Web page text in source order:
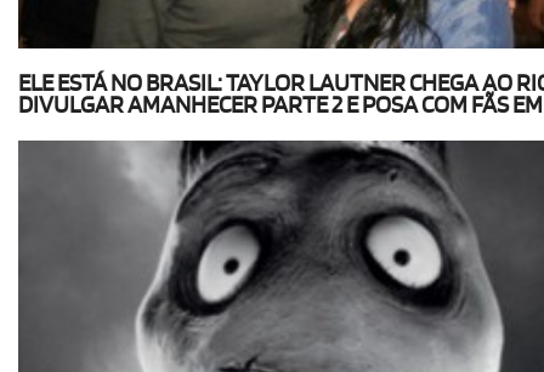
ELE ESTÁ NO BRASIL: TAYLOR LAUTNER CHEGA AO
DIVULGAR AMANHECER PARTE 2 E POSA COM FÃS